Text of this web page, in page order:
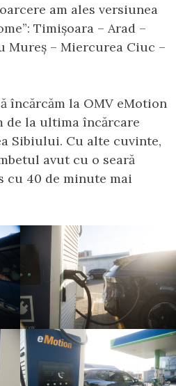
am ales versiunea
Timișoara – Arad –
Mureș – Miercurea Ciuc –
încărcăm la OMV eMotion
de la ultima încărcare
Sibiului. Cu alte cuvinte,
avut cu o seară
cu 40 de minute mai